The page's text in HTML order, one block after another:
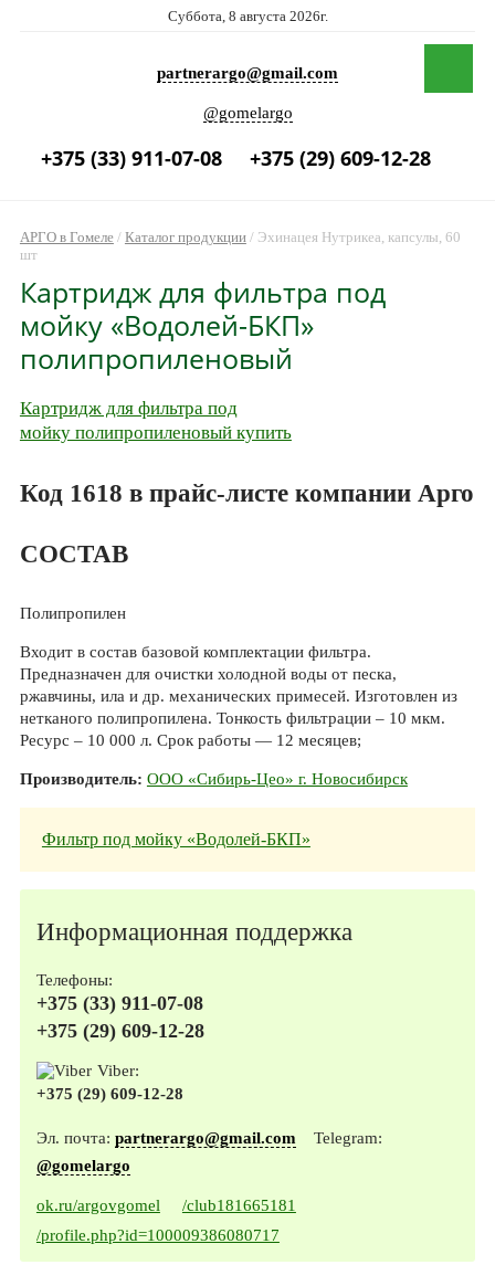
Суббота, 8 августа 2026г.
partnerargo@gmail.com
@gomelargo
+375 (33) 911-07-08 +375 (29) 609-12-28
АРГО в Гомеле/ Каталог продукции/ Эхинацея Нутрикеа, капсулы, 60
шт
Картридж для фильтра под
мойку «Водолей-БКП»
полипропиленовый
Картридж для фильтра под
мойку полипропиленовый купить
Код 1618 в прайс-листе компании Арго
СОСТАВ
Полипропилен
Входит в состав базовой комплектации фильтра.
Предназначен для очистки холодной воды от песка,
ржавчины, ила и др. механических примесей. Изготовлен из
нетканого полипропилена. Тонкость фильтрации – 10 мкм.
Ресурс – 10 000 л. Срок работы — 12 месяцев;
Производитель: ООО «Сибирь-Цео» г. Новосибирск
Фильтр под мойку «Водолей-БКП»
Информационная поддержка
Телефоны:
+375 (33) 911-07-08
+375 (29) 609-12-28
Viber:
+375 (29) 609-12-28
Эл. почта: partnerargo@gmail.com Telegram:
@gomelargo
ok.ru/argovgomel
/club181665181
/profile.php?id=100009386080717